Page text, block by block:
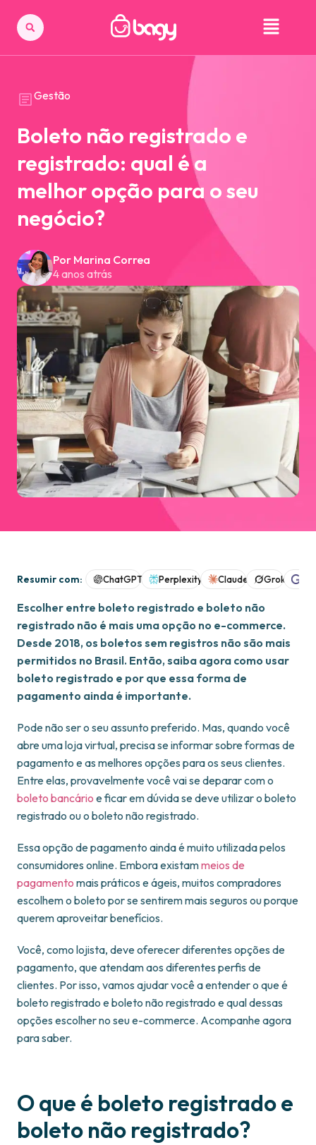
Gestão
Boleto não registrado e
registrado: qual é a
melhor opção para o seu
negócio?
Por Marina Correa
4 anos atrás
Resumir com: ChatGPT Perplexity Claude Grok
Escolher entre boleto registrado e boleto não
registrado não é mais uma opção no e-commerce.
Desde 2018, os boletos sem registros não são mais
permitidos no Brasil. Então, saiba agora como usar
boleto registrado e por que essa forma de
pagamento ainda é importante.
Pode não ser o seu assunto preferido. Mas, quando você
abre uma loja virtual, precisa se informar sobre formas de
pagamento e as melhores opções para os seus clientes.
Entre elas, provavelmente você vai se deparar com o
boleto bancário e ficar em dúvida se deve utilizar o boleto
registrado ou o boleto não registrado.
Essa opção de pagamento ainda é muito utilizada pelos
consumidores online. Embora existammeios de
pagamento mais práticos e ágeis, muitos compradores
escolhem o boleto por se sentirem mais seguros ou porque
querem aproveitar benefícios.
Você, como lojista, deve oferecer diferentes opções de
pagamento, que atendam aos diferentes perfis de
clientes. Por isso, vamos ajudar você a entender o que é
boleto registrado e boleto não registrado e qual dessas
opções escolher no seu e-commerce. Acompanhe agora
para saber.
O que é boleto registrado e
boleto não registrado?